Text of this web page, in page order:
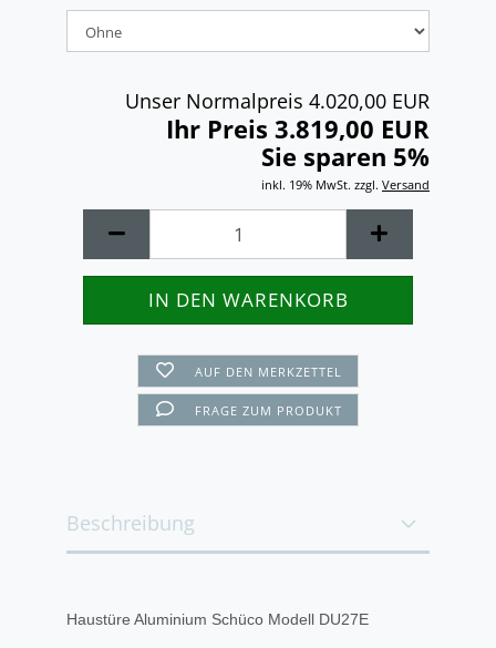
Unser Normalpreis 4.020,00 EUR
Ihr Preis 3.819,00 EUR
Sie sparen 5%
inkl. 19% MwSt. zzgl. Versand
AUF DEN MERKZETTEL
FRAGE ZUM PRODUKT
Beschreibung
Haustüre Aluminium Schüco Modell DU27E